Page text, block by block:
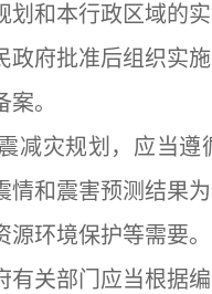
划和本行政区域的
政府批准后组织实
。
灾规划，应当遵
情和震害预测结果
环境保护等需要。
关部门应当根据编